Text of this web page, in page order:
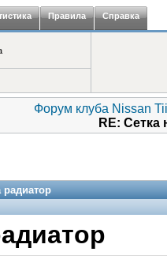
Правила Справка
Форум клуба Nissan
RE: Сетка
радиатор